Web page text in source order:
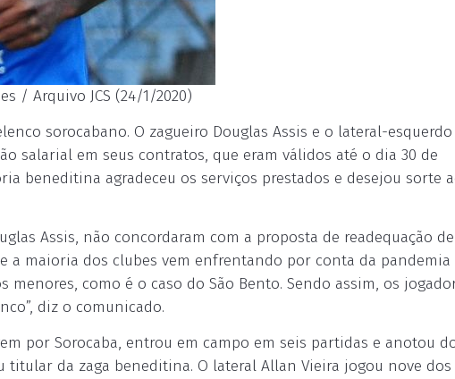
/ Arquivo JCS (24/1/2020)
sorocabano. O zagueiro Douglas Assis e o lateral-
salarial em seus contratos, que eram válidos até o dia 30 de
beneditina agradeceu os serviços prestados e desejou sorte
Assis, não concordaram com a proposta de readequação de
a maioria dos clubes vem enfrentando por conta da pandemia
como é o caso do São Bento. Sendo assim, os
diz o comunicado.
por Sorocaba, entrou em campo em seis partidas e anotou
titular da zaga beneditina. O lateral Allan Vieira jogou nove dos